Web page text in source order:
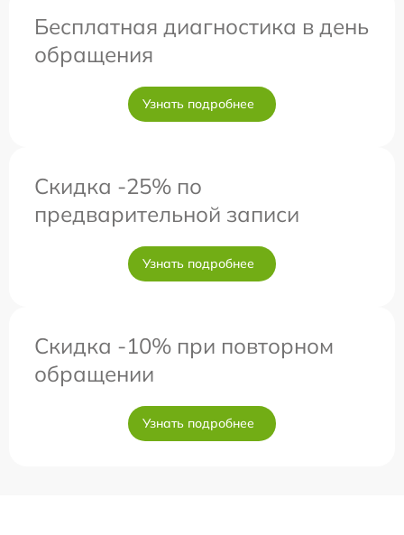
Бесплатная диагностика в день
обращения
Узнать подробнее
Скидка -25% по
предварительной записи
Узнать подробнее
Скидка -10% при повторном
обращении
Узнать подробнее